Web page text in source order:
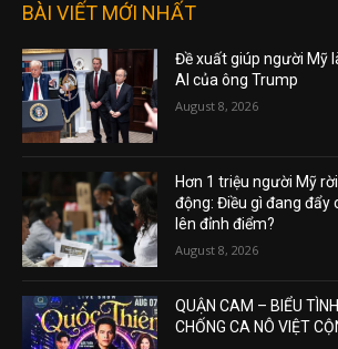
BÀI VIẾT MỚI NHẤT
Đề xuất giúp người Mỹ
AI của ông Trump
August 8, 2026
Hơn 1 triệu người Mỹ
động: Điều gì đang đẩy
lên đỉnh điểm?
August 8, 2026
QUẬN CAM – BIỂU
CHỐNG CA NÔ VIỆT